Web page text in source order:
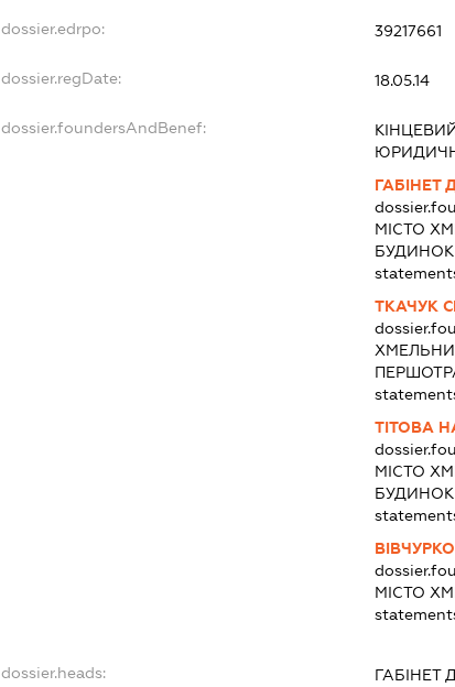
dossier.edrpo: 39217661
dossier.regDate: 18.05.14
dossier.foundersAndBenef:
ГАБІНЕТ
МІСТО
БУДИНОК
ТКАЧУК
ТІТОВА
МІСТО
БУДИНОК
МІСТО
dossier.heads: ГАБІНЕТ